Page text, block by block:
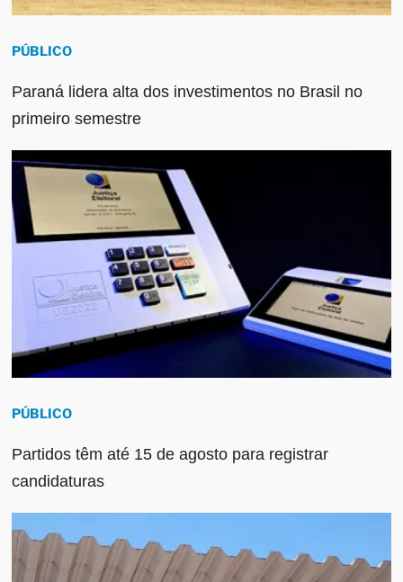
PÚBLICO
Paraná lidera alta dos investimentos no Brasil no
primeiro semestre
PÚBLICO
Partidos têm até 15 de agosto para registrar
candidaturas